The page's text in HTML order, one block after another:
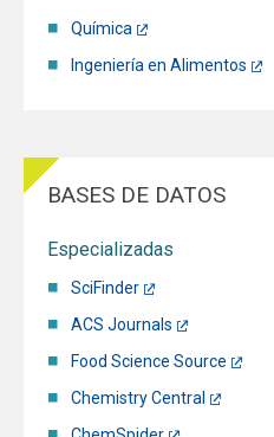
Química
Ingeniería en Alimentos
BASES DE DATOS
Especializadas
SciFinder
ACS Journals
Food Science Source
Chemistry Central